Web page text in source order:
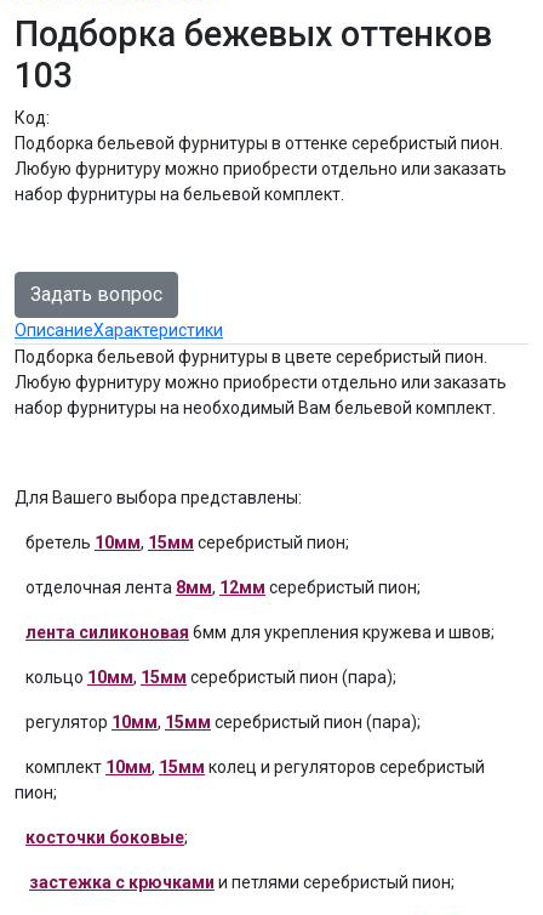
Подборка бежевых оттенков
103
Код:
Подборка бельевой фурнитуры в оттенке серебристый пион.
Любую фурнитуру можно приобрести отдельно или заказать
набор фурнитуры на бельевой комплект.
Задать вопрос
ОписаниеХарактеристики
Подборка бельевой фурнитуры в цвете серебристый пион.
Любую фурнитуру можно приобрести отдельно или заказать
набор фурнитуры на необходимый Вам бельевой комплект.
Для Вашего выбора представлены:
бретель 10мм, 15мм серебристый пион;
отделочная лента 8мм, 12мм серебристый пион;
лента силиконовая 6мм для укрепления кружева и швов;
кольцо 10мм, 15мм серебристый пион (пара);
регулятор 10мм, 15мм серебристый пион (пара);
комплект 10мм, 15мм колец и регуляторов серебристый
пион;
косточки боковые;
застежка с крючками и петлями серебристый пион;